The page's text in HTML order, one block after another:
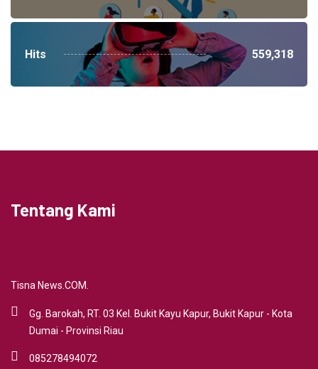
Hits 559,318
Tentang Kami
Tisna News.COM.
Gg. Barokah, RT. 03 Kel. Bukit Kayu Kapur, Bukit Kapur - Kota
Dumai - Provinsi Riau
085278494072